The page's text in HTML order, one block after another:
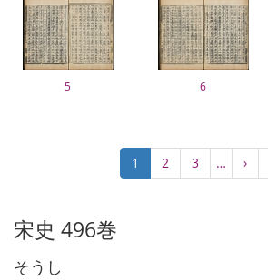
5 6
Current
page
1 Page
2 Page
3 … ›
宋史 496巻
そうし